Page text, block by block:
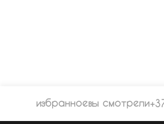
избранноевы смотрели